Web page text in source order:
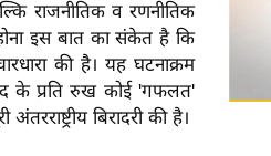
राजनीतिक व रणनीतिक
इस बात का संकेत है कि
की है। यह घटनाक्रम
के प्रति रुख कोई 'गफलत'
बिरादरी की है।